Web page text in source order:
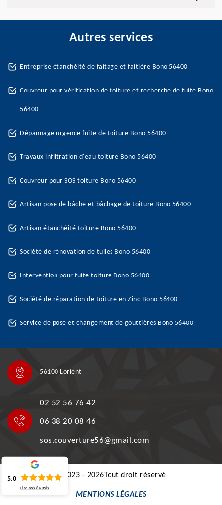
Autres services
Entreprise étanchéité de faitage et faitière Bono 56400
Couvreur pour vérification de toiture et recherche de fuite Bono
56400
Dépannage urgence fuite de toiture Bono 56400
Travaux infiltration d'eau toiture Bono 56400
Couvreur pour SOS toiture Bono 56400
Artisan pose de bâche et bâchage de toiture Bono 56400
Artisan étanchéité toiture Bono 56400
Société de rénovation de tuiles Bono 56400
Intervention pour fuite toiture Bono 56400
Société de réparation de toiture en Zinc Bono 56400
Service de pose et changement de gouttières Bono 56400
56100 Lorient
02 52 56 76 42
06 38 20 08 46
sos.couverture56@gmail.com
©2023 - 2026Tout droit réservé
MENTIONS LÉGALES
5.0
Lire nos84 avis